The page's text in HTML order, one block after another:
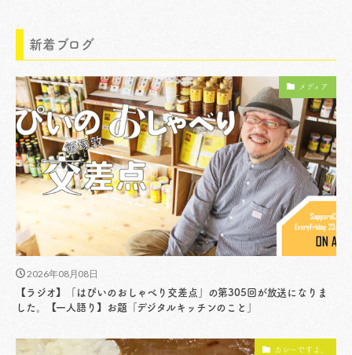
新着ブログ
メディア
2026年08月08日
【ラジオ】「はぴいのおしゃべり交差点」の第305回が放送になりま
した。【一人語り】お題「デジタルキッチンのこと」
カレーですよ。